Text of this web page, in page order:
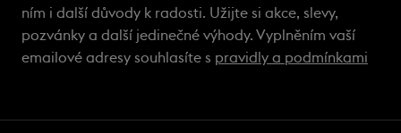
ním i další důvody k radosti. Užijte si akce, slevy,
pozvánky a další jedinečné výhody. Vyplněním vaší
emailové adresy souhlasíte s pravidly a podmínkami